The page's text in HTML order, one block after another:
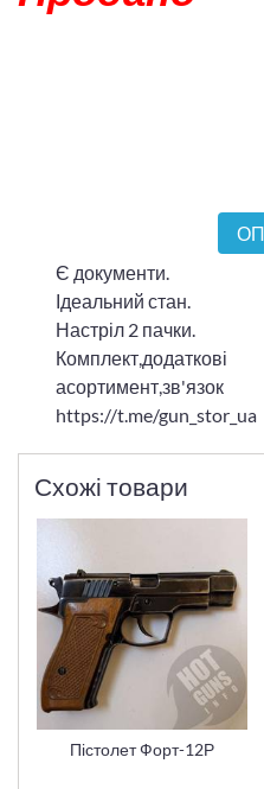
Є документи.
Ідеальний стан.
Настріл 2 пачки.
https://t.me/gun_stor_ua
Схожі товари
Пістолет Форт-12Р